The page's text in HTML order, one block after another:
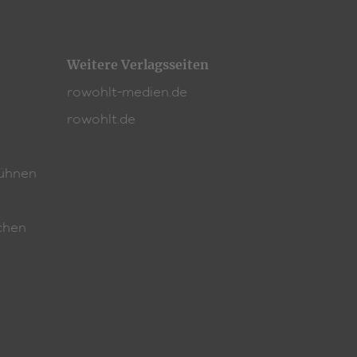
Weitere Verlagsseiten
rowohlt-medien.de
rowohlt.de